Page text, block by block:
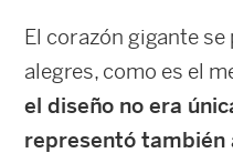
El corazón gigante
alegres, como es el
el diseño no era
representó también